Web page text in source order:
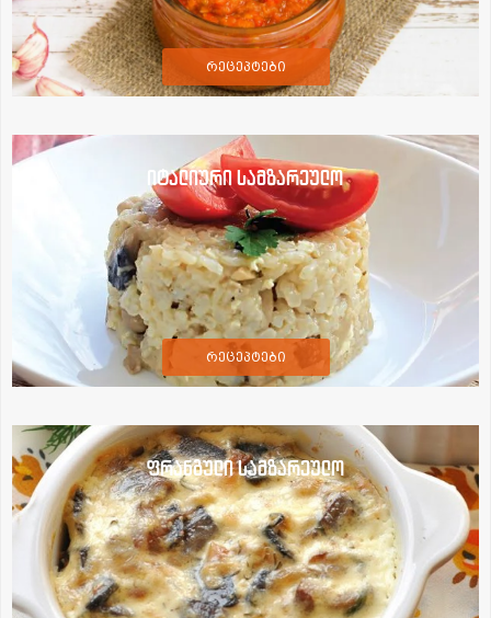
რეცეპტები
იტალიური სამზარეულო
რეცეპტები
ფრანგული სამზარეულო